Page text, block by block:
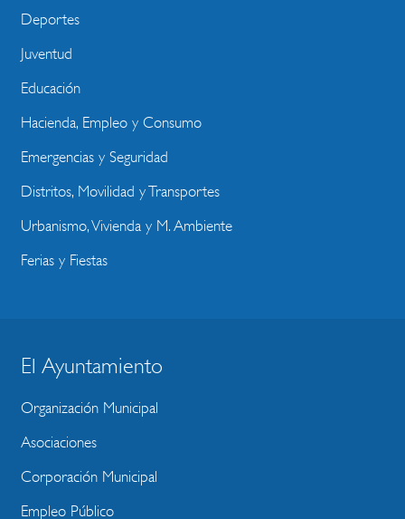
Deportes
Juventud
Educación
Hacienda, Empleo y Consumo
Emergencias y Seguridad
Distritos, Movilidad y Transportes
Urbanismo, Vivienda y M. Ambiente
Ferias y Fiestas
BLOQUE
MENU
WEBSITE
El Ayuntamiento
Organización Municipal
Asociaciones
Corporación Municipal
Empleo Público